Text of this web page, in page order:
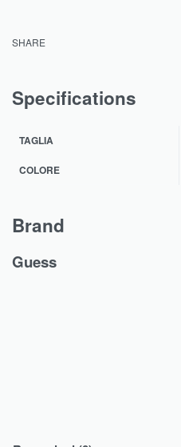
SHARE
Specifications
TAGLIA
COLORE
Brand
Guess